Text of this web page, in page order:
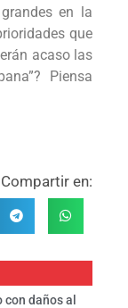
en la
que
acaso las
Piensa
Compartir en:
daños al